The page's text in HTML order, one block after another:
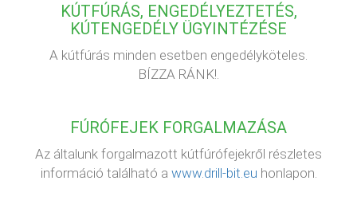
KÚTFÚRÁS, ENGEDÉLYEZTETÉS,
KÚTENGEDÉLY ÜGYINTÉZÉSE
A kútfúrás minden esetben engedélyköteles.
BÍZZA RÁNK!.
FÚRÓFEJEK FORGALMAZÁSA
Az általunk forgalmazott kútfúrófejekről részletes
információ található a www.drill-bit.eu honlapon.